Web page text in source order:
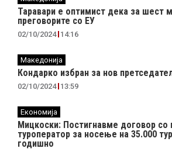
Таравари e oптимист дека за шест
преговорите со ЕУ
02/10/2024 14:16
Македонија
Кондарко избран за нов
02/10/2024 13:59
Економија
Мицкоски: Постигнавме договор со
туроператор за носење на 35.000
годишно